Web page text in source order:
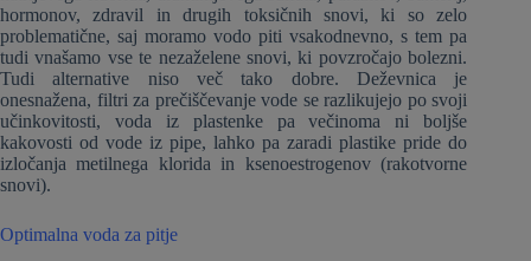
hormonov, zdravil in drugih toksičnih snovi, ki so zelo
problematične, saj moramo vodo piti vsakodnevno, s tem pa
tudi vnašamo vse te nezaželene snovi, ki povzročajo bolezni.
Tudi alternative niso več tako dobre. Deževnica je
onesnažena, filtri za prečiščevanje vode se razlikujejo po svoji
učinkovitosti, voda iz plastenke pa večinoma ni boljše
kakovosti od vode iz pipe, lahko pa zaradi plastike pride do
izločanja metilnega klorida in ksenoestrogenov (rakotvorne
snovi).
Optimalna voda za pitje